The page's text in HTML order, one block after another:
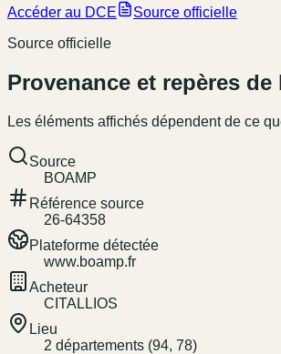
Accéder au DCE
Source officielle
Source officielle
Provenance et repères de
Les éléments affichés dépendent de ce
Source
BOAMP
Référence source
26-64358
Plateforme détectée
www.boamp.fr
Acheteur
CITALLIOS
Lieu
2 départements (94, 78)